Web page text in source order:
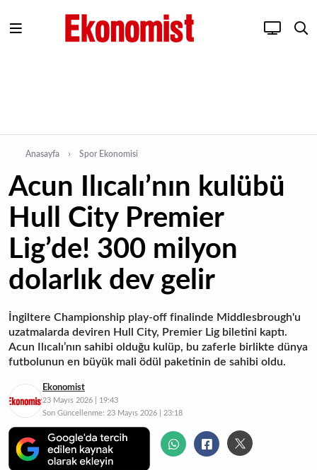
Anasayfa Spor Ekonomisi
Acun Ilıcalı’nın kulübü
Hull City Premier
Lig’de! 300 milyon
dolarlık dev gelir
İngiltere Championship play-off finalinde Middlesbrough'u
uzatmalarda deviren Hull City, Premier Lig biletini kaptı.
Acun Ilıcalı’nın sahibi olduğu kulüp, bu zaferle birlikte dünya
futbolunun en büyük mali ödül paketinin de sahibi oldu.
Ekonomist
23 Mayıs 2026 | 19:43
Son Güncellenme: 23 Mayıs 2026 | 23:18